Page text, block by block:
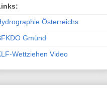
Österreichs
Gmünd
Wettziehen Video